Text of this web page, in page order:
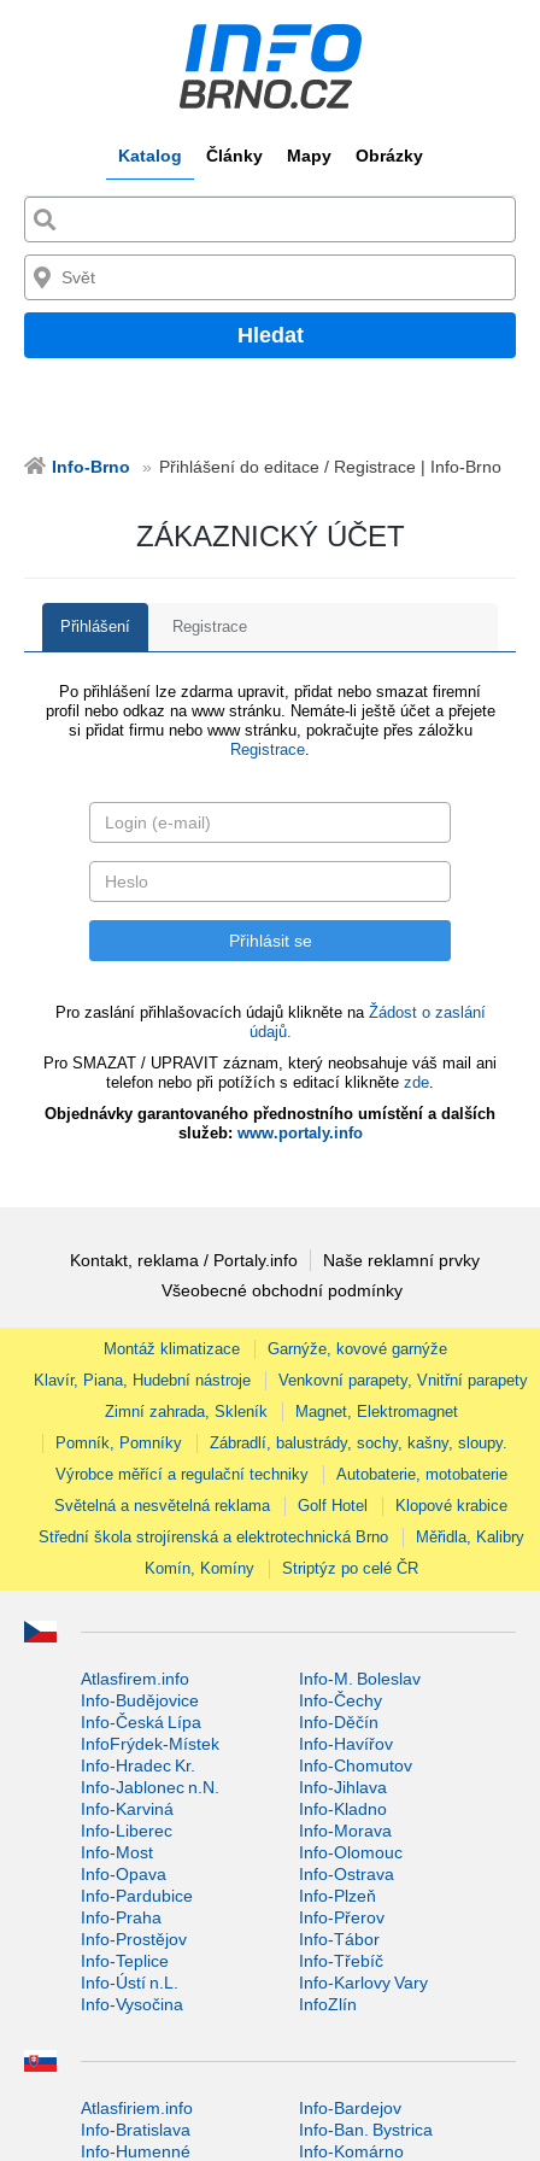
Katalog Články Mapy Obrázky
Hledat
Info-Brno Přihlášení do editace / Registrace | Info-Brno
ZÁKAZNICKÝ ÚČET
Přihlášení Registrace
Po přihlášení lze zdarma upravit, přidat nebo smazat firemní
profil nebo odkaz na www stránku. Nemáte-li ještě účet a přejete
si přidat firmu nebo www stránku, pokračujte přes záložku
Registrace.
Pro zaslání přihlašovacích údajů klikněte na Žádost o zaslání
údajů.
Pro SMAZAT / UPRAVIT záznam, který neobsahuje váš mail ani
telefon nebo při potížích s editací klikněte zde.
Objednávky garantovaného přednostního umístění a dalších
služeb: www.portaly.info
Kontakt, reklama / Portaly.info
Naše reklamní prvky
Všeobecné obchodní podmínky
Montáž klimatizace
Garnýže, kovové garnýže
Klavír, Piana, Hudební nástroje
Venkovní parapety, Vnitřní parapety
Zimní zahrada, Skleník
Magnet, Elektromagnet
Pomník, Pomníky
Zábradlí, balustrády, sochy, kašny, sloupy.
Výrobce měřící a regulační techniky
Autobaterie, motobaterie
Světelná a nesvětelná reklama
Golf Hotel
Klopové krabice
Střední škola strojírenská a elektrotechnická Brno
Měřidla, Kalibry
Komín, Komíny
Striptýz po celé ČR
Atlasfirem.info
Info-M. Boleslav
Info-Budějovice
Info-Čechy
Info-Česká Lípa
Info-Děčín
InfoFrýdek-Místek
Info-Havířov
Info-Hradec Kr.
Info-Chomutov
Info-Jablonec n.N.
Info-Jihlava
Info-Karviná
Info-Kladno
Info-Liberec
Info-Morava
Info-Most
Info-Olomouc
Info-Opava
Info-Ostrava
Info-Pardubice
Info-Plzeň
Info-Praha
Info-Přerov
Info-Prostějov
Info-Tábor
Info-Teplice
Info-Třebíč
Info-Ústí n.L.
Info-Karlovy Vary
Info-Vysočina
InfoZlín
Atlasfiriem.info
Info-Bardejov
Info-Bratislava
Info-Ban. Bystrica
Info-Humenné
Info-Komárno